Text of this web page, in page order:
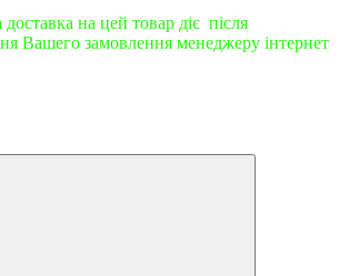
на цей товар діє після
Вашего замовлення менеджеру інтернет